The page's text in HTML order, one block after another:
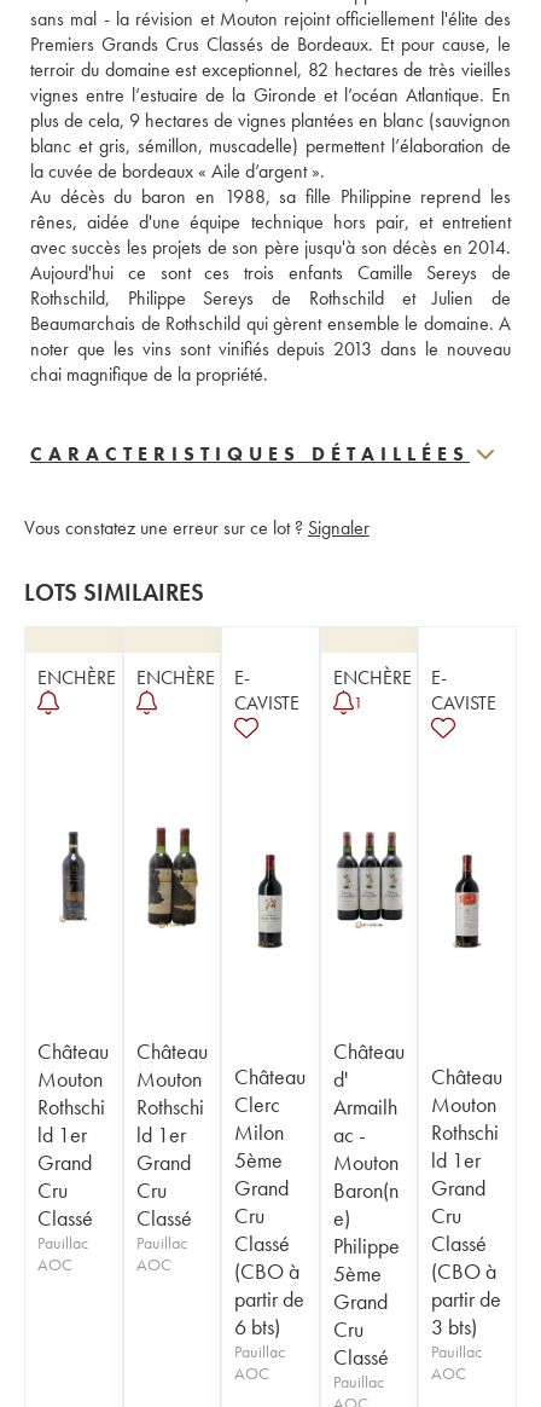
sans mal - la révision et Mouton rejoint officiellement l'élite des
Premiers Grands Crus Classés de Bordeaux. Et pour cause, le
terroir du domaine est exceptionnel, 82 hectares de très vieilles
vignes entre l’estuaire de la Gironde et l’océan Atlantique. En
plus de cela, 9 hectares de vignes plantées en blanc (sauvignon
blanc et gris, sémillon, muscadelle) permettent l’élaboration de
la cuvée de bordeaux « Aile d’argent ».
Au décès du baron en 1988, sa fille Philippine reprend les
rênes, aidée d'une équipe technique hors pair, et entretient
avec succès les projets de son père jusqu'à son décès en 2014.
Aujourd'hui ce sont ces trois enfants Camille Sereys de
Rothschild, Philippe Sereys de Rothschild et Julien de
Beaumarchais de Rothschild qui gèrent ensemble le domaine. A
noter que les vins sont vinifiés depuis 2013 dans le nouveau
chai magnifique de la propriété.
CARACTERISTIQUES DÉTAILLÉES
Vous constatez une erreur sur ce lot ? Signaler
LOTS SIMILAIRES
ENCHÈRE
Château
Mouton
Rothschi
ld 1er
Grand
Cru
Classé
Pauillac
AOC
ENCHÈRE
Château
Mouton
Rothschi
ld 1er
Grand
Cru
Classé
Pauillac
AOC
E-
CAVISTE
Château
Clerc
Milon
5ème
Grand
Cru
Classé
(CBO à
partir de
6 bts)
Pauillac
AOC
ENCHÈRE
1
Château
d'
Armailh
ac -
Mouton
Baron(n
e)
Philippe
5ème
Grand
Cru
Classé
Pauillac
E-
CAVISTE
Château
Mouton
Rothschi
ld 1er
Grand
Cru
Classé
(CBO à
partir de
3 bts)
Pauillac
AOC